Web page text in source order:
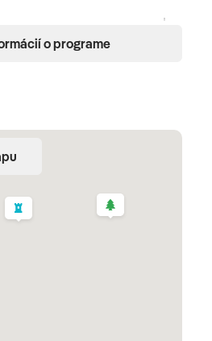
jedinečných jaskynných
je svetovou raritou, 30 °C
neobjavili v žiadnom inom krase.
sa v skalových bazénoch,
nezabudnuteľné
o programe